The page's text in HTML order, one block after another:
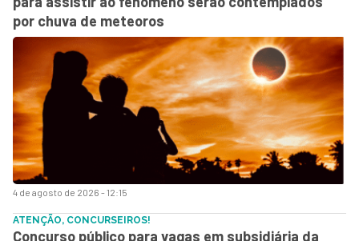
4 de agosto de 2026 - 12:15
por chuva de meteoros
ATENÇÃO, CONCURSEIROS!
Concurso público para vagas em subsidiária da